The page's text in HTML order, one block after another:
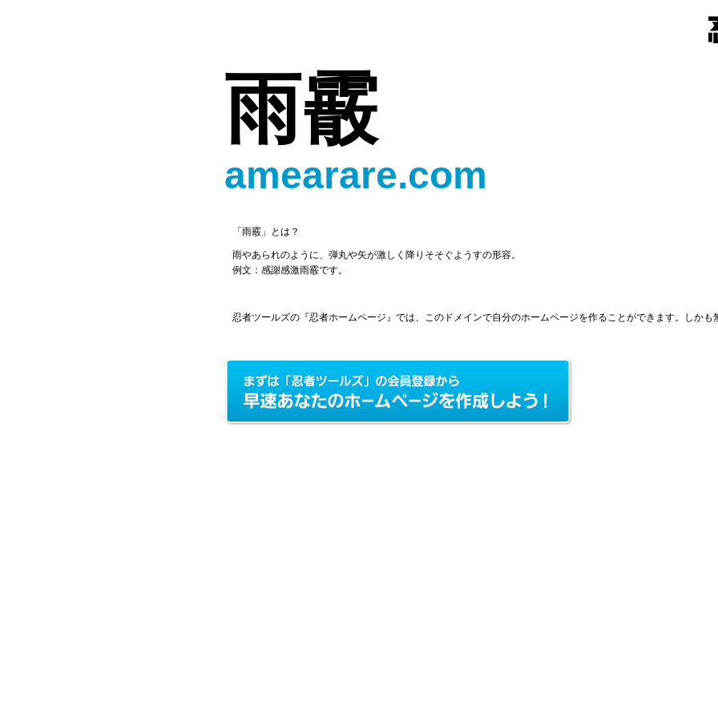
雨霰
amearare.com
「雨霰」とは？
雨やあられのように、弾丸や矢が激しく降りそそぐようすの形容。
例文：感謝感激雨霰です。
忍者ツールズの『忍者ホームページ』では、このドメインで自分のホームページを作ることができます。しかも